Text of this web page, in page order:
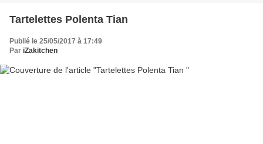
Tartelettes Polenta Tian
Publié le 25/05/2017 à 17:49
Par iZakitchen